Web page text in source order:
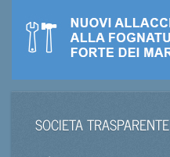
SOCIETA TRASPARENTE